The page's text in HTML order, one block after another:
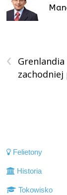
‹
zachodniej
Felietony
Historia
Tokowisko